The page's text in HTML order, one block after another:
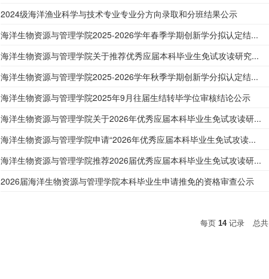
2024级海洋渔业科学与技术专业专业分方向录取和分班结果公示
海洋生物资源与管理学院2025-2026学年春季学期创新学分拟认定结...
海洋生物资源与管理学院关于推荐优秀应届本科毕业生免试攻读研究...
海洋生物资源与管理学院2025-2026学年秋季学期创新学分拟认定结...
海洋生物资源与管理学院2025年9月往届生结转毕学位审核结论公示
海洋生物资源与管理学院关于2026年优秀应届本科毕业生免试攻读研...
海洋生物资源与管理学院申请“2026年优秀应届本科毕业生免试攻读...
海洋生物资源与管理学院推荐2026届优秀应届本科毕业生免试攻读研...
2026届海洋生物资源与管理学院本科毕业生申请推免的资格审查公示
每页 14记录 总共